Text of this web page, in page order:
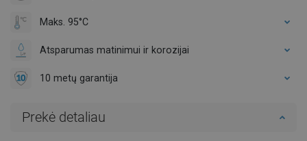
Maks. 95°C
Atsparumas matinimui ir korozijai
10 metų garantija
Prekė detaliau